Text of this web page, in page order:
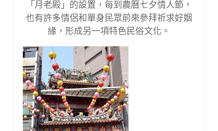
「月老殿」的設置，每到農曆七夕情人節，
也有許多情侶和單身民眾前來參拜祈求好姻
緣，形成另一項特色民俗文化。